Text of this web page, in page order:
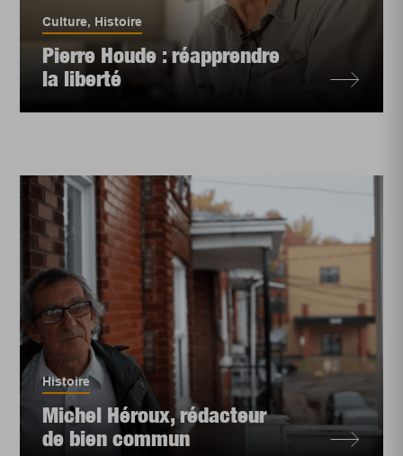
Culture, Histoire
Pierre Houde : réapprendre
la liberté
Histoire
Michel Héroux, rédacteur
de bien commun